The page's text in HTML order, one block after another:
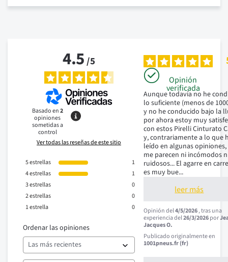
4.5/5
Basado en2
opiniones
sometidas a
control
Ver todas las reseñas de este sitio
5estrellas
1
4estrellas
1
3estrellas
0
2estrellas
0
1estrella 0
Ordenar las opiniones
Opinión
verificada
Aunque todavía no he
lo suficiente (menos de
y no he conducido bajo la
por ahora estoy muy
con estos Pirelli Cinturato
y, contrariamente a lo que
leído en algunas
me parecen ni incómodos
ruidosos... El agarre en
es muy bue...
leer más
Opinión del4/5/2026, tras una
experiencia del26/3/2026por
Jacques O.
Publicado originalmente en
1001pneus.fr (fr)